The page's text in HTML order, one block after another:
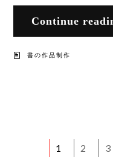
Continue
書の作品制作
1 2 3